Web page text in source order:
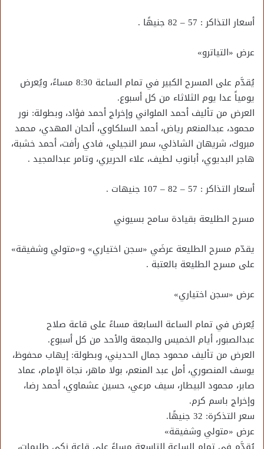
أسعار التذاكر : 57 – 82 جنيهًا .
عرض «التياترو»
يُقدَّم على المسرح الكبير في تمام الساعة 8:30 مساءً، ويُعرض
يومياً عدا يوم الثلاثاء من كل أسبوع.
العرض من تأليف أحمد الملواني وإخراج أحمد فؤاد، وبطولة: نور
محمود، عبدالمنعم رياض، أحمد السلكاوي، ألحان المهدي، محمد
مبروك، شريهان الشاذلي، سمر النجيلي، فادي رأفت، أحمد خشبة،
هاجر البديوي، أبانوب لطيف، علاء الحريري، وتامر عبدالمجيد .
أسعار التذاكر : 57 – 82 – 107 جنيهات .
مسرح الطليعة بقيادة سامح بسيوني
يقدّم مسرح الطليعة عرضَي «سجن اختياري» و«متولي وشفيقة»
على مسرح الطليعة بالعتبة .
عرض «سجن اختياري»
يُعرض في تمام الساعة السابعة مساءً على قاعة صلاح
عبدالصبور، أيام الخميس والجمعة والأحد من كل أسبوع.
العرض من تأليف محمود جمال الحديني، وبطولة: إيهاب محفوظ،
يوسف المنصوري، أمل عبد المنعم، بولا ماهر، نجاة الإمام، عماد
صابر، محمود البيطار، سيف مرعي، حسين عشماوي، أحمد رضا،
وإخراج باسم كرم.
سعر التذكرة: 32 جنيهًا.
عرض «متولي وشفيقة»